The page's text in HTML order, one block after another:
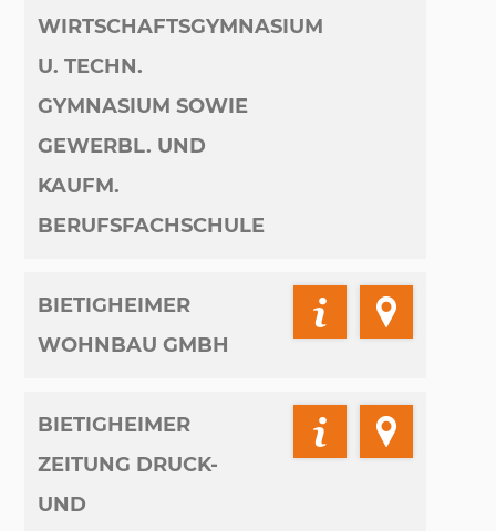
WIRTSCHAFTSGYMNASIUM
U. TECHN.
GYMNASIUM SOWIE
GEWERBL. UND
KAUFM.
BERUFSFACHSCHULE
BIETIGHEIMER
WOHNBAU GMBH
BIETIGHEIMER
ZEITUNG DRUCK-
UND